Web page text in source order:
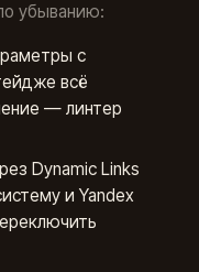
убыванию:
с
всё
— линтер
Dynamic Links
и Yandex